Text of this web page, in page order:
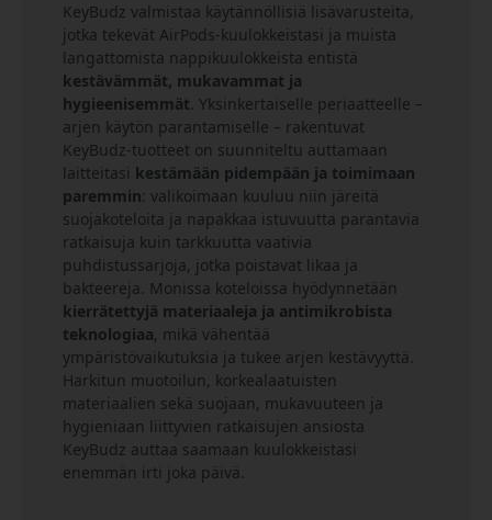
KeyBudz valmistaa käytännöllisiä lisävarusteita,
jotka tekevät AirPods-kuulokkeistasi ja muista
langattomista nappikuulokkeista entistä
kestävämmät, mukavammat ja
hygieenisemmät. Yksinkertaiselle periaatteelle –
arjen käytön parantamiselle – rakentuvat
KeyBudz-tuotteet on suunniteltu auttamaan
laitteitasi kestämään pidempään ja toimimaan
paremmin: valikoimaan kuuluu niin järeitä
suojakoteloita ja napakkaa istuvuutta parantavia
ratkaisuja kuin tarkkuutta vaativia
puhdistussarjoja, jotka poistavat likaa ja
bakteereja. Monissa koteloissa hyödynnetään
kierrätettyjä materiaaleja ja antimikrobista
teknologiaa, mikä vähentää
ympäristövaikutuksia ja tukee arjen kestävyyttä.
Harkitun muotoilun, korkealaatuisten
materiaalien sekä suojaan, mukavuuteen ja
hygieniaan liittyvien ratkaisujen ansiosta
KeyBudz auttaa saamaan kuulokkeistasi
enemmän irti joka päivä.